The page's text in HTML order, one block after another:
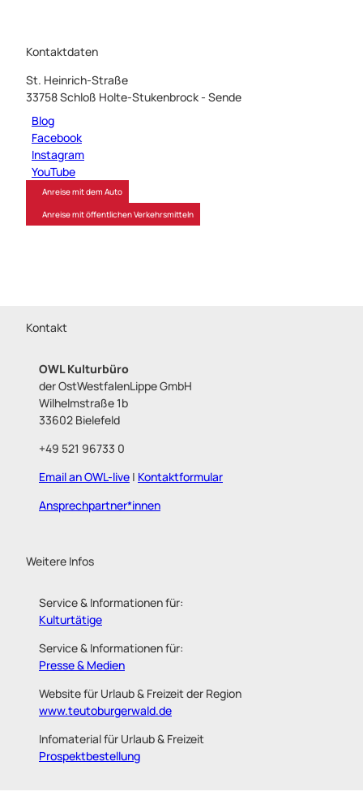
Kontaktdaten
St. Heinrich-Straße
33758Schloß Holte-Stukenbrock- Sende
Blog
Facebook
Instagram
YouTube
Anreise mit dem Auto
Anreise mit öffentlichen Verkehrsmitteln
Kontakt
OWL Kulturbüro
der OstWestfalenLippe GmbH
Wilhelmstraße 1b
33602 Bielefeld
+49 521 96733 0
Email an OWL-live | Kontaktformular
Ansprechpartner*innen
Weitere Infos
Service & Informationen für:
Kulturtätige
Service & Informationen für:
Presse & Medien
Website für Urlaub & Freizeit der Region
www.teutoburgerwald.de
Infomaterial für Urlaub & Freizeit
Prospektbestellung